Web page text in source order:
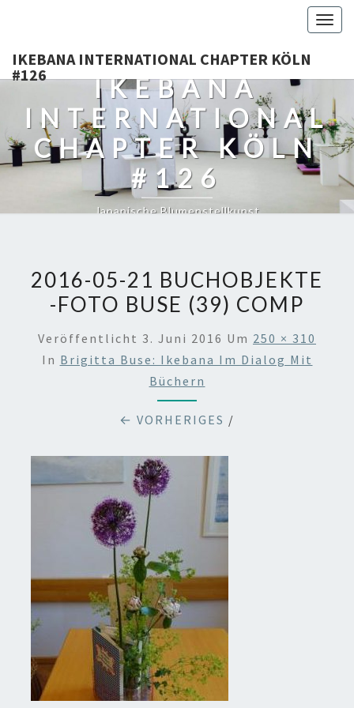
IKEBANA INTERNATIONAL CHAPTER KÖLN
#126
IKEBANA
INTERNATIONAL
CHAPTER KÖLN
#126
Japanische Blumenstellkunst
2016-05-21 BUCHOBJEKTE
-FOTO BUSE (39) COMP
Veröffentlicht 3. Juni 2016 Um 250 × 310
In Brigitta Buse: Ikebana Im Dialog Mit
Büchern
← VORHERIGES /